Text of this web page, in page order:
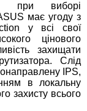
при виборі
має угоду з
у всі свої
цінового
захищати
Слід
IPS,
в локальну
захисту всього